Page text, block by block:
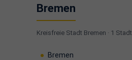
Bremen
Kreisfreie Stadt Bremen · 1 Stadt
Bremen